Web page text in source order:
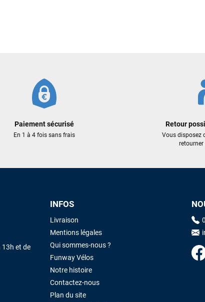
Paiement sécurisé
En 1 à 4 fois sans frais
Retour
Vous disposez
retourner
13h et de
INFOS
Livraison
Mentions légales
Qui sommes-nous ?
Funway Vélos
Notre histoire
Contactez-nous
Plan du site
Sébastien BACHELIER
trouvé une pépite à laquelle je n'aurais jamais pensé !
excellent prix et en plus super sympas. Merci encore pour
été rapide. La voile est arrivée en super état. Mauruuru roa.
VOIR TOUS LES AVIS LAISSER